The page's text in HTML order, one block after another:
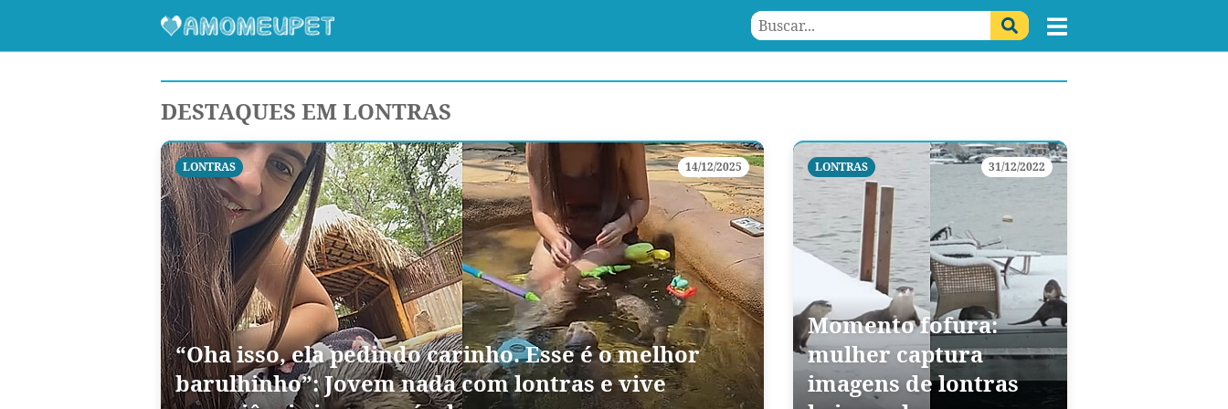
DESTAQUES EM LONTRAS
LONTRAS 14/12/2025
“Oha isso, ela pedindo carinho. Esse é o melhor
barulhinho”: Jovem nada com lontras e vive
LONTRAS 31/12/2022
Momento fofura:
mulher captura
imagens de lontras